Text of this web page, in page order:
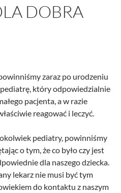
DOBRA
zaraz po urodzeniu
który odpowiedzialnie
pacjenta, a w razie
reagować i leczyć.
pediatry, powinniśmy
o tym, że co było czy jest
dla naszego dziecka.
lekarz nie musi być tym
do kontaktu z naszym